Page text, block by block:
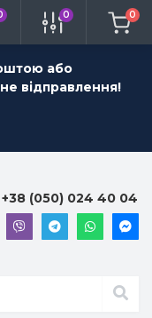
або
відправлення!
0 0
+38 (050) 024 40 04